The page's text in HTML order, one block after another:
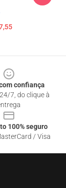
confiança
7, do clique à
100% seguro
/ Visa